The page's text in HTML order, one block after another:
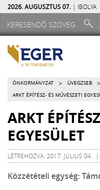
2026. AUGUSZTUS 07. | IBOLYA
ÖNKORMÁNYZAT > ÜVEGZSEB >
ARKT ÉPÍTÉSZ- ÉS MŰVÉSZETI
ARKT
EGYESÜLET
LÉTREHOZVA: 2017. JÚLIUS 04. |
Közzétételi egység: